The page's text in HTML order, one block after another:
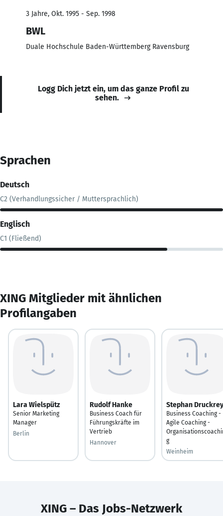
3 Jahre, Okt. 1995 - Sep. 1998
BWL
Duale Hochschule Baden-Württemberg Ravensburg
Logg Dich jetzt ein, um das ganze Profil zu
sehen.
Sprachen
Deutsch
C2 (Verhandlungssicher / Muttersprachlich)
Englisch
C1 (Fließend)
XING Mitglieder mit ähnlichen
Profilangaben
Lara Wielspütz
Senior Marketing
Manager
Berlin
Rudolf Hanke
Business Coach für
Führungskräfte im
Vertrieb
Hannover
Stephan Druckrey
Business Coaching -
Agile Coaching -
g
Weinheim
XING – Das Jobs-Netzwerk